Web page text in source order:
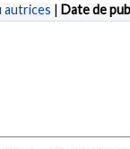
autrices | Date de